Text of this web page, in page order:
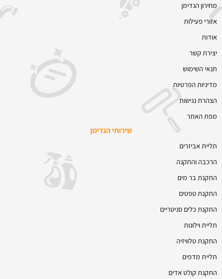
מחירון הנדימן
אזורי פעילות
אודות
יצירת קשר
תנאי השימוש
מדיניות הפרטיות
הצהרת נגישות
מפת האתר
שירותי הנדימן
תליית אביזרים
הרכבה והתקנה
התקנת בר מים
התקנת טפטים
התקנת כלים סניטריים
תליית וילונות
התקנת טלוויזיה
תליית מדפים
התקנת קולט אדים